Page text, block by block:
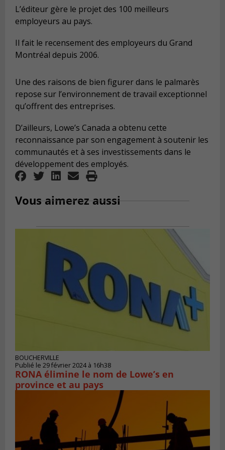
L’éditeur gère le projet des 100 meilleurs
employeurs au pays.
Il fait le recensement des employeurs du Grand
Montréal depuis 2006.
Une des raisons de bien figurer dans le palmarès
repose sur l’environnement de travail exceptionnel
qu’offrent des entreprises.
D’ailleurs, Lowe’s Canada a obtenu cette
reconnaissance par son engagement à soutenir les
communautés et à ses investissements dans le
développement des employés.
Vous aimerez aussi
BOUCHERVILLE
Publié le 29 février 2024 à 16h38
RONA élimine le nom de Lowe’s en
province et au pays